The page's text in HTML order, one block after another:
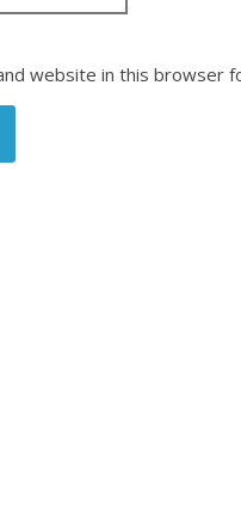
website in this browser